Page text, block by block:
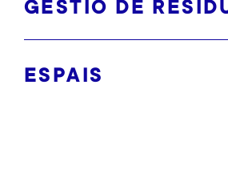
GESTIÓ DE
ESPAIS